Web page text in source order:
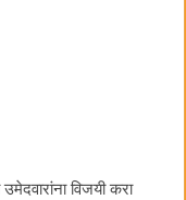
उमेदवारांना विजयी करा